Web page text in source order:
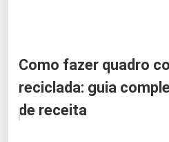
Como fazer quadro
reciclada: guia
de receita